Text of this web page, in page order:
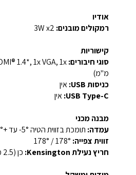
אודיו
רמקולים מובנים:
קישוריות
סוגי חיבורים:
מ"מ)‎
כניסות USB:
אין
USB Type-C: אין
מבנה מכני
עמדה: תומכת בזווית הטיה ‎-5° עד +22°‎
זווית צפייה:
חריץ נעילת Kensington:
כן (‎2.5 מ"מ x 6 מ"מ‎)